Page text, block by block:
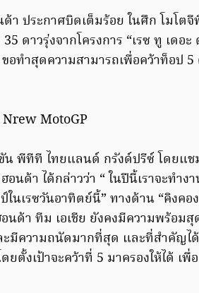
ด้า ประกาศบิดเต็มร้อย ในศึก โมโ
ดาวรุ่งจากโครงการ “เรซ ทู เดอะ
อทำสุดความสามารถเพื่อคว้าท็อป
น พีทีที ไทยแลนด์ กรังด์ปรีซ์ โดยแ
นด้า ได้กล่าวว่า “ ในปีนี้เราจะทำง
นเรซวันอาทิตย์นี้” ทางด้าน “คิงคอ
ด้า ทีม เอเชีย ยังคงมีความพร้อมสุ
มีความถนัดมากที่สุด และที่สำคัญไ
ตั้งเป้าจะคว้าที่ 5 มาครองให้ได้ เพื่